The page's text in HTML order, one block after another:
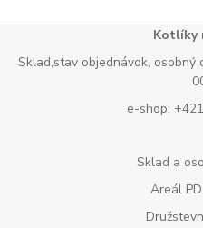
Kotlíky
Sklad,stav objednávok, osobný
e-shop:
Sklad a
Areál